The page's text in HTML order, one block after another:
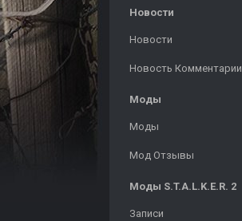
Новости
Новости
Новость Комментарии
Моды
Моды
Мод Отзывы
Моды S.T.A.L.K.E.R. 2
Записи